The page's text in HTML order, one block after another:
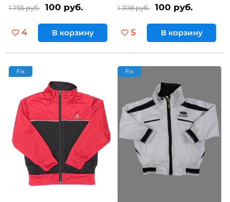
1 755 руб. 100 руб.
4 В корзину
1 308 руб. 100 руб.
5 В корзину
Fix Fix